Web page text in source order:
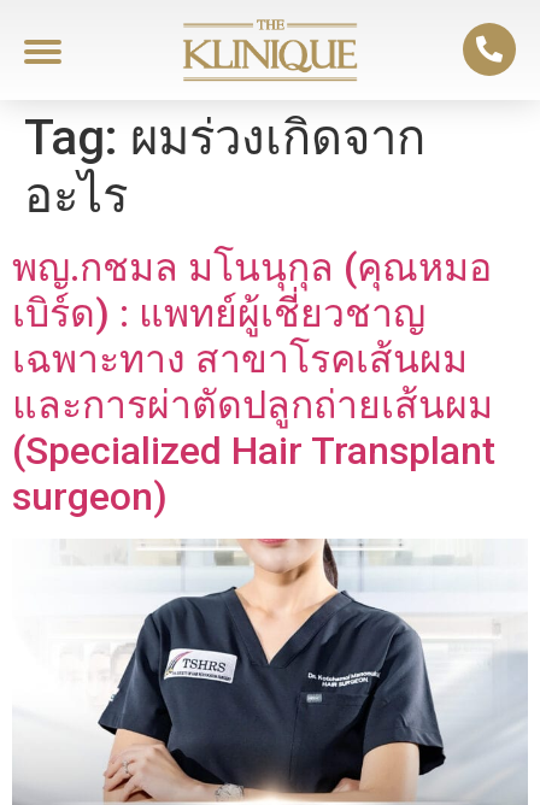
Tag: ผมร่วงเกิดจาก
อะไร
พญ.กชมล มโนนุกุล (คุณหมอ
เบิร์ด) : แพทย์ผู้เชี่ยวชาญ
เฉพาะทาง สาขาโรคเส้นผม
และการผ่าตัดปลูกถ่ายเส้นผม
(Specialized Hair Transplant
surgeon)